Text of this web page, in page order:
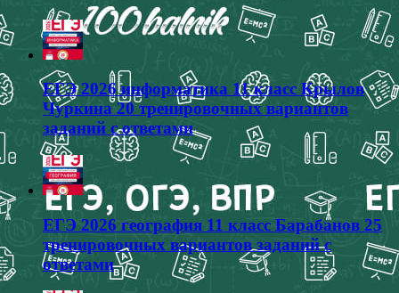
ЕГЭ 2026 информатика 11 класс Крылов
Чуркина 20 тренировочных вариантов
заданий с ответами
ЕГЭ 2026 география 11 класс Барабанов 25
тренировочных вариантов заданий с
ответами